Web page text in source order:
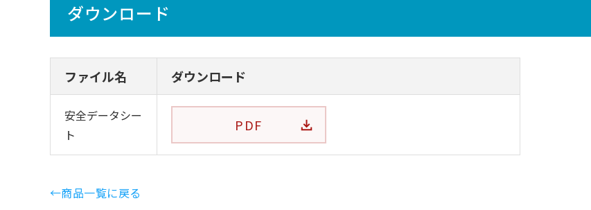
ダウンロード
ファイル名 ダウンロード
安全データシー
ト
PDF
←商品一覧に戻る